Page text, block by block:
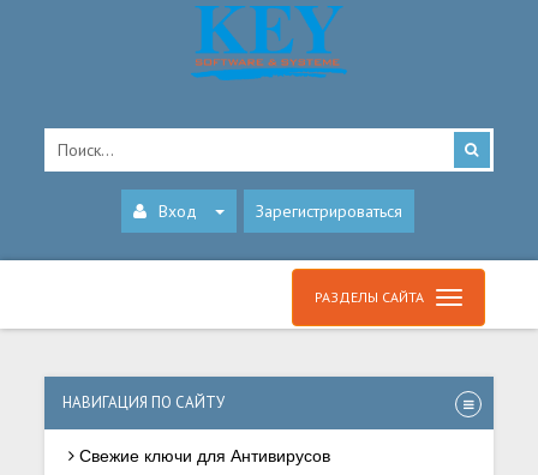
Вход Зарегистрироваться
РАЗДЕЛЫ САЙТА
НАВИГАЦИЯ ПО САЙТУ
Свежие ключи для Антивирусов